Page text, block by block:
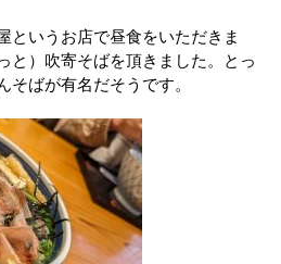
というお店で昼食をいただきま
と）吹寄そばを頂きました。とっ
そばが有名だそうです。